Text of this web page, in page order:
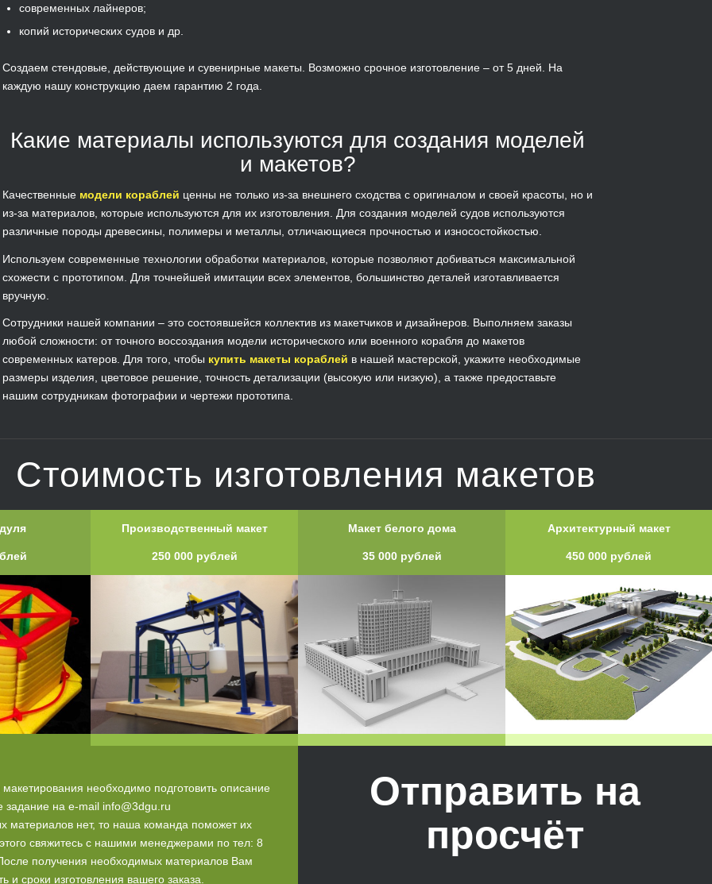
современных лайнеров;
копий исторических судов и др.
Создаем стендовые, действующие и сувенирные макеты. Возможно срочное изготовление – от 5 дней. На
каждую нашу конструкцию даем гарантию 2 года.
Какие материалы используются для создания моделей
и макетов?
Качественные модели кораблей ценны не только из-за внешнего сходства с оригиналом и своей красоты, но и
из-за материалов, которые используются для их изготовления. Для создания моделей судов используются
различные породы древесины, полимеры и металлы, отличающиеся прочностью и износостойкостью.
Используем современные технологии обработки материалов, которые позволяют добиваться максимальной
схожести с прототипом. Для точнейшей имитации всех элементов, большинство деталей изготавливается
вручную.
Сотрудники нашей компании – это состоявшейся коллектив из макетчиков и дизайнеров. Выполняем заказы
любой сложности: от точного воссоздания модели исторического или военного корабля до макетов
современных катеров. Для того, чтобы купить макеты кораблей в нашей мастерской, укажите необходимые
размеры изделия, цветовое решение, точность детализации (высокую или низкую), а также предоставьте
нашим сотрудникам фотографии и чертежи прототипа.
Стоимость изготовления макетов
Производственный макет
250 000 рублей
Макет белого дома
35 000 рублей
Архитектурный макет
450 000 рублей
макетирования необходимо подготовить описание
задание на e-mail info@3dgu.ru
материалов нет, то наша команда поможет их
свяжитесь с нашими менеджерами по тел: 8
получения необходимых материалов Вам
и сроки изготовления вашего заказа.
Отправить на
просчёт